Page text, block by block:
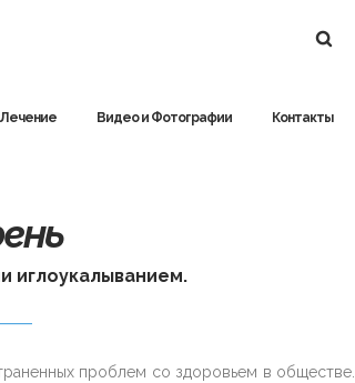
Лечение Видео и Фотографии Контакты
иглоукалыванием.
проблем со здоровьем в обществе.